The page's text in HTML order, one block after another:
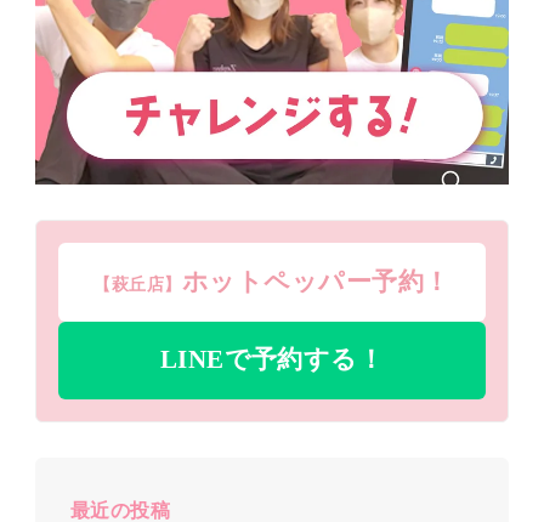
【萩丘店】 ホットペッパー予約！
LINEで予約する！
最近の投稿